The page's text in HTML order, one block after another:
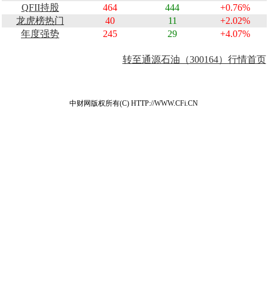
QFII持股
464 444
+0.76%
龙虎榜热门
40 11
+2.02%
年度强势
245 29 +4.07%
转至通源石油（300164）行情首页
中财网版权所有(C) HTTP://WWW.CFi.CN